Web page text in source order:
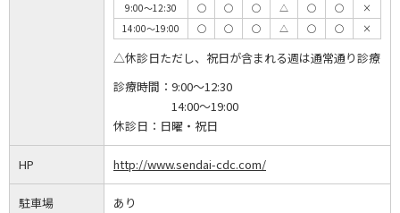
9:00～12:30
◯ ◯ ◯ △ ◯ ◯
×
14:00～19:00
◯ ◯ ◯ △ ◯ ◯ ×
△休診日ただし、祝日が含まれる週は通常通り診療
診療時間： 9:00～12:30
14:00～19:00
休診日： 日曜・祝日
HP http://www.sendai-cdc.com/
駐車場 あり